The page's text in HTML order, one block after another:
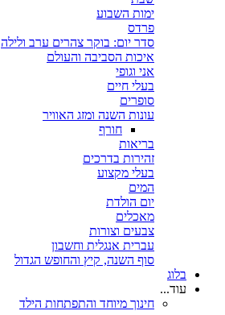
ימות השבוע
פרדס
סדר יום: בוקר צהרים ערב ולילה
איכות הסביבה והעולם
אני וגופי
בעלי חיים
סופרים
עונות השנה ומזג האוויר
חורף
בריאות
זהירות בדרכים
בעלי מקצוע
המים
יום הולדת
מאכלים
צבעים וצורות
עברית אנגלית וחשבון
סוף השנה, קיץ והחופש הגדול
בלוג
עוד...
חינוך מיוחד והתפתחות הילד